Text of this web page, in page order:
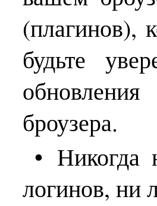
(плагинов),
будьте
броузера.
• Никогда
логинов, ни